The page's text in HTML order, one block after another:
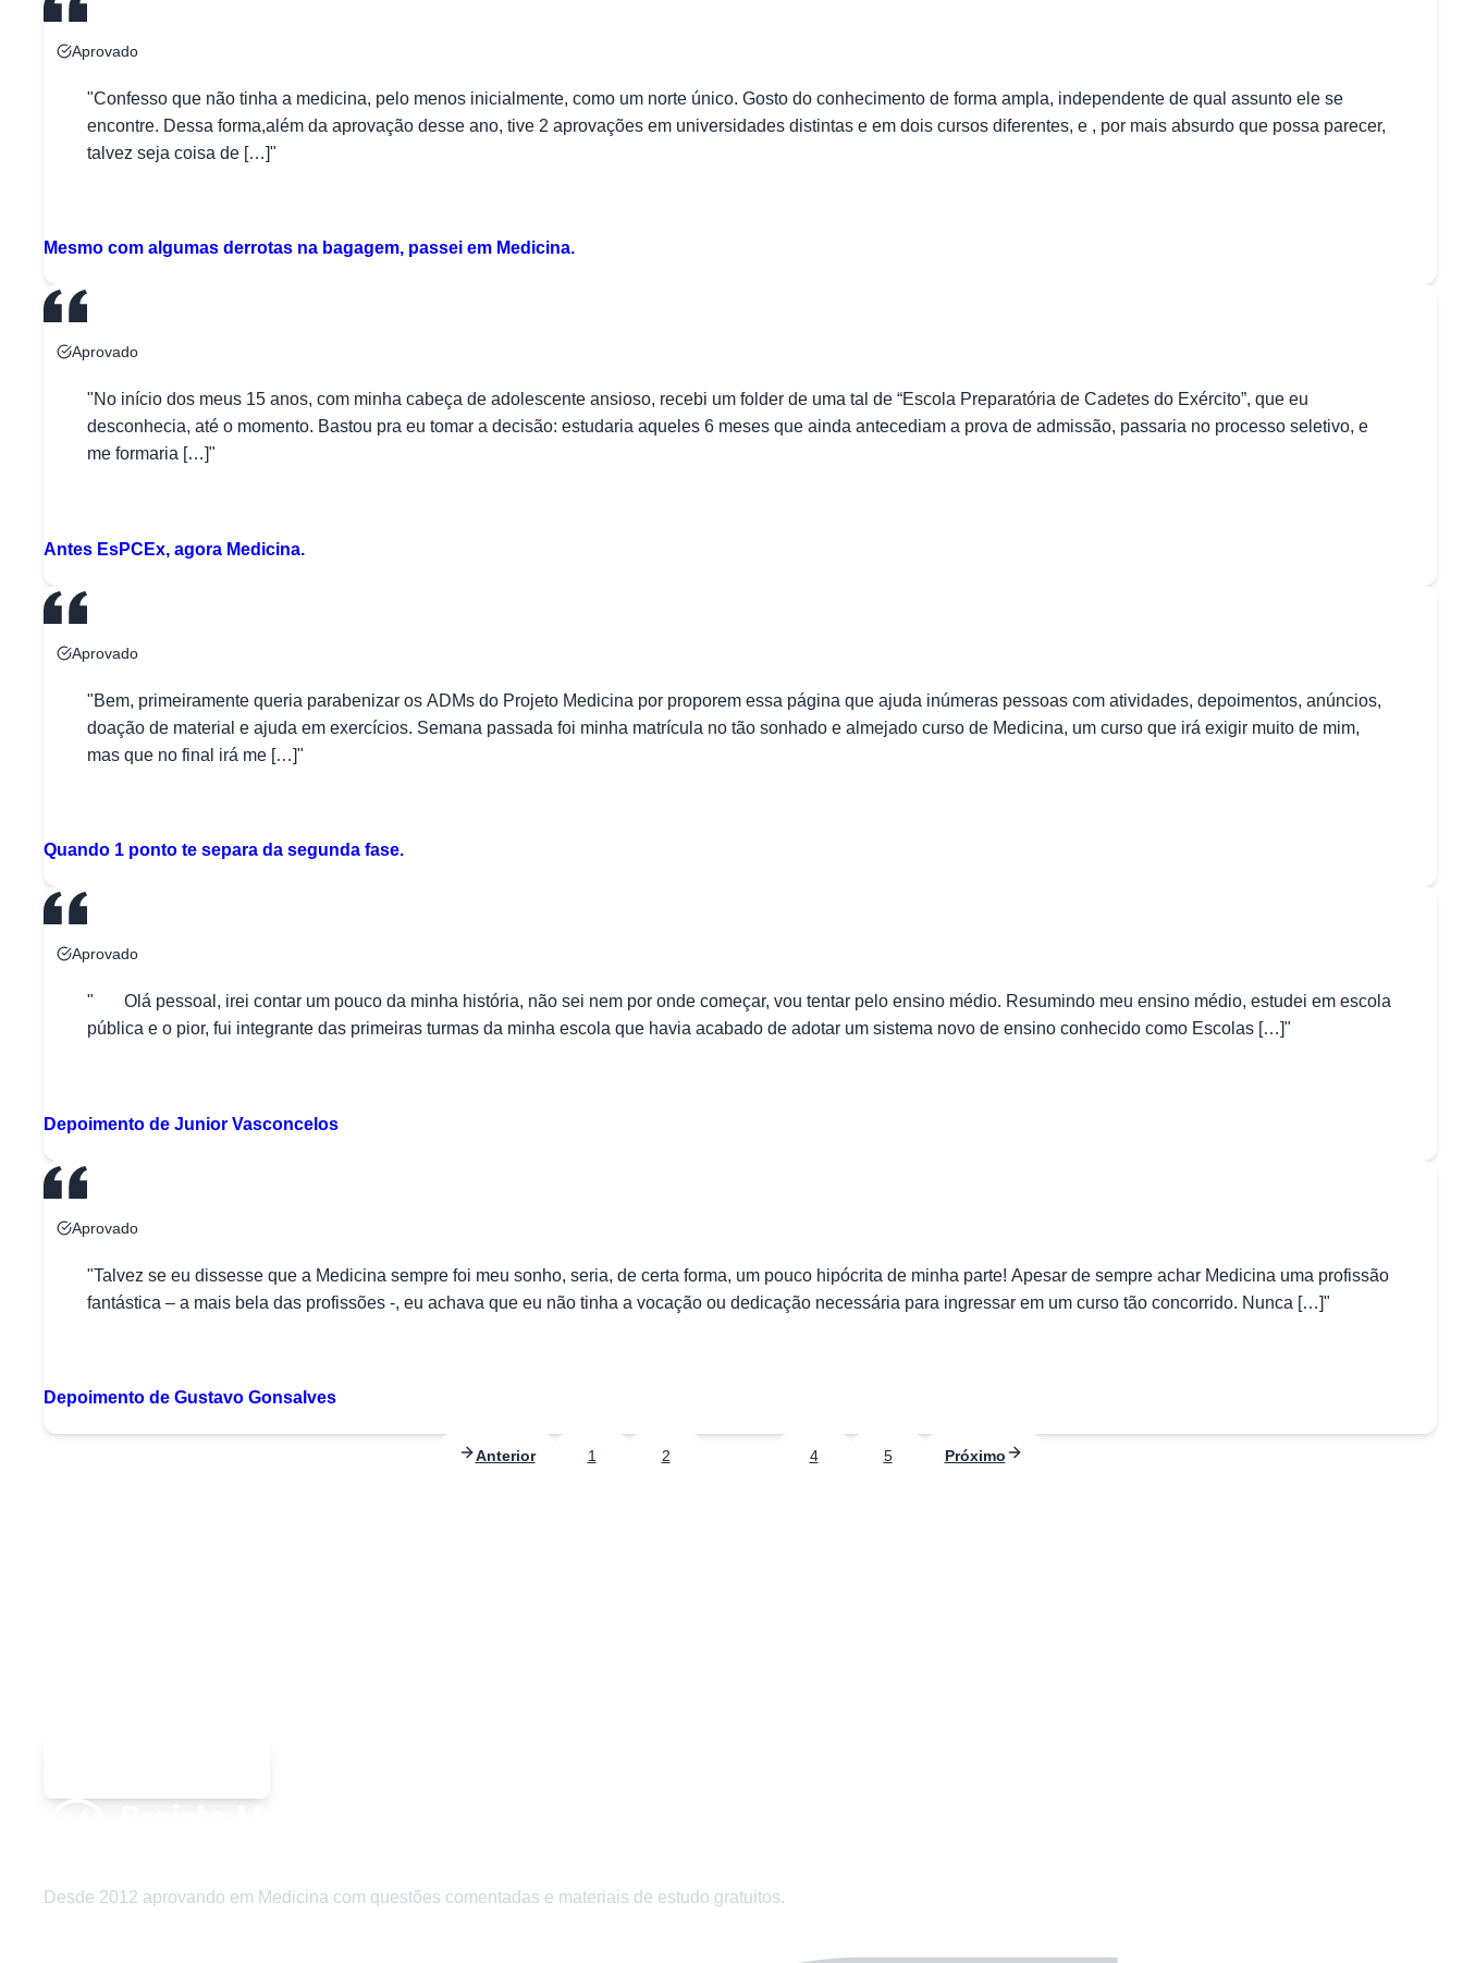
Aprovado
"Confesso que não tinha a medicina, pelo menos inicialmente, como um norte único. Gosto do conhecimento de forma ampla, independente de qual assunto ele se
encontre. Dessa forma,além da aprovação desse ano, tive 2 aprovações em universidades distintas e em dois cursos diferentes, e , por mais absurdo que possa parecer,
talvez seja coisa de […]"
Mesmo com algumas derrotas na bagagem, passei em Medicina.
Aprovado
"No início dos meus 15 anos, com minha cabeça de adolescente ansioso, recebi um folder de uma tal de “Escola Preparatória de Cadetes do Exército”, que eu
desconhecia, até o momento. Bastou pra eu tomar a decisão: estudaria aqueles 6 meses que ainda antecediam a prova de admissão, passaria no processo seletivo, e
me formaria […]"
Antes EsPCEx, agora Medicina.
Aprovado
"Bem, primeiramente queria parabenizar os ADMs do Projeto Medicina por proporem essa página que ajuda inúmeras pessoas com atividades, depoimentos, anúncios,
doação de material e ajuda em exercícios. Semana passada foi minha matrícula no tão sonhado e almejado curso de Medicina, um curso que irá exigir muito de mim,
mas que no final irá me […]"
Quando 1 ponto te separa da segunda fase.
Aprovado
" Olá pessoal, irei contar um pouco da minha história, não sei nem por onde começar, vou tentar pelo ensino médio. Resumindo meu ensino médio, estudei em escola
pública e o pior, fui integrante das primeiras turmas da minha escola que havia acabado de adotar um sistema novo de ensino conhecido como Escolas […]"
Depoimento de Junior Vasconcelos
Aprovado
"Talvez se eu dissesse que a Medicina sempre foi meu sonho, seria, de certa forma, um pouco hipócrita de minha parte! Apesar de sempre achar Medicina uma profissão
fantástica – a mais bela das profissões -, eu achava que eu não tinha a vocação ou dedicação necessária para ingressar em um curso tão concorrido. Nunca […]"
Depoimento de Gustavo Gonsalves
Anterior 1 2 4 5 Próximo
Desde 2012 aprovando em Medicina com questões comentadas e materiais de estudo gratuitos.